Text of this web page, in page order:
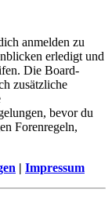
anmelden zu
erledigt und
Die Board-
zusätzliche
bevor du
Forenregeln,
| Impressum